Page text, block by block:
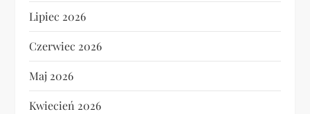
Lipiec 2026
Czerwiec 2026
Maj 2026
Kwiecień 2026